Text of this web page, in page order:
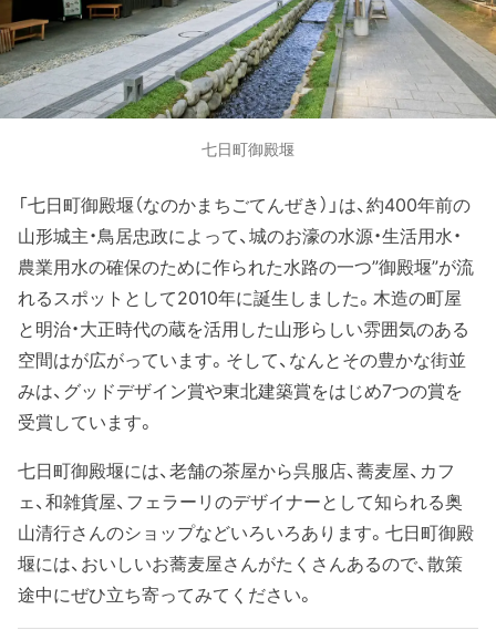
七日町御殿堰
「七日町御殿堰（なのかまちごてんぜき）」は、約400年前の
山形城主・鳥居忠政によって、城のお濠の水源・生活用水・
農業用水の確保のために作られた水路の一つ”御殿堰”が流
れるスポットとして2010年に誕生しました。木造の町屋
と明治・大正時代の蔵を活用した山形らしい雰囲気のある
空間はが広がっています。そして、なんとその豊かな街並
みは、グッドデザイン賞や東北建築賞をはじめ7つの賞を
受賞しています。
七日町御殿堰には、老舗の茶屋から呉服店、蕎麦屋、カフ
ェ、和雑貨屋、フェラーリのデザイナーとして知られる奥
山清行さんのショップなどいろいろあります。七日町御殿
堰には、おいしいお蕎麦屋さんがたくさんあるので、散策
途中にぜひ立ち寄ってみてください。